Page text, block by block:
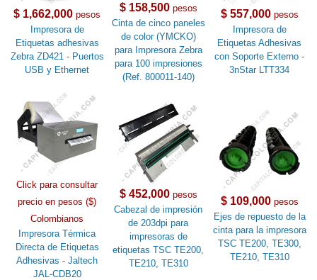
$ 1,662,000 pesos
Impresora de
Etiquetas adhesivas
Zebra ZD421 - Puertos
USB y Ethernet
$ 158,500pesos
Cinta de cinco paneles
de color (YMCKO)
para Impresora Zebra
para 100 impresiones
(Ref. 800011-140)
$ 557,000pesos
Impresora de
Etiquetas Adhesivas
con Soporte Externo -
3nStar LTT334
Click para consultar
precio en pesos ($)
Colombianos
Impresora Térmica
Directa de Etiquetas
Adhesivas - Jaltech
JAL-CDB20
$ 452,000pesos
Cabezal de impresión
de 203dpi para
impresoras de
etiquetas TSC TE200,
TE210, TE310
$ 109,000pesos
Ejes de repuesto de la
cinta para la impresora
TSC TE200, TE300,
TE210, TE310